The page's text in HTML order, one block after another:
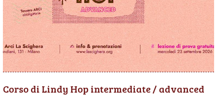
Corso di Lindy Hop intermediate / advanced